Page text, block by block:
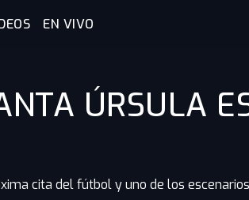
EN VIVO
ÚRSULA
cita del fútbol y uno de los